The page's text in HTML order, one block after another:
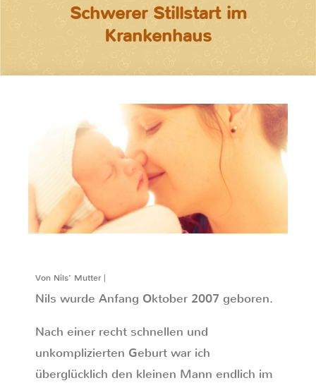
Schwerer Stillstart im
Krankenhaus
Von Nils‘ Mutter |
Nils wurde Anfang Oktober 2007 geboren.
Nach einer recht schnellen und
unkomplizierten Geburt war ich
überglücklich den kleinen Mann endlich im